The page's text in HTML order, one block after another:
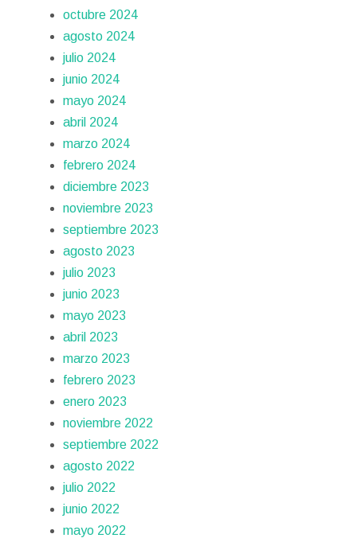
octubre 2024
agosto 2024
julio 2024
junio 2024
mayo 2024
abril 2024
marzo 2024
febrero 2024
diciembre 2023
noviembre 2023
septiembre 2023
agosto 2023
julio 2023
junio 2023
mayo 2023
abril 2023
marzo 2023
febrero 2023
enero 2023
noviembre 2022
septiembre 2022
agosto 2022
julio 2022
junio 2022
mayo 2022